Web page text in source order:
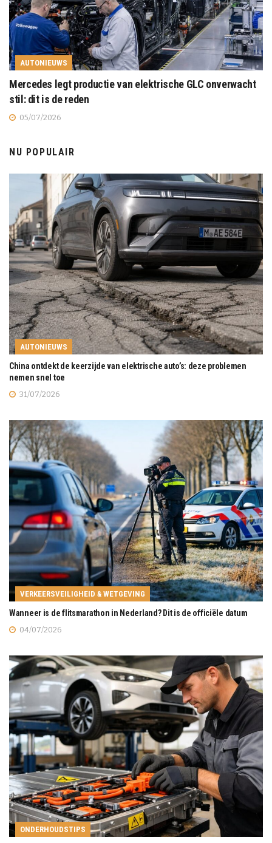
AUTONIEUWS
Mercedes legt productie van elektrische GLC onverwacht
stil: dit is de reden
05/07/2026
NU POPULAIR
AUTONIEUWS
China ontdekt de keerzijde van elektrische auto’s: deze problemen
nemen snel toe
31/07/2026
VERKEERSVEILIGHEID & WETGEVING
Wanneer is de flitsmarathon in Nederland? Dit is de officiële datum
04/07/2026
ONDERHOUDSTIPS